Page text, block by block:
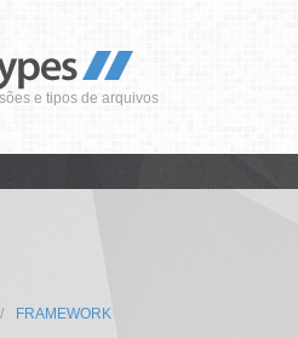
e tipos de arquivos
FRAMEWORK